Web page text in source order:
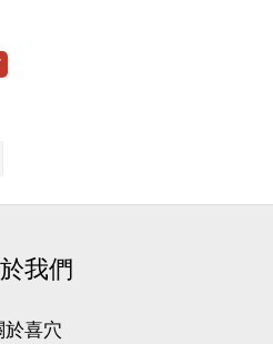
我們
於喜穴